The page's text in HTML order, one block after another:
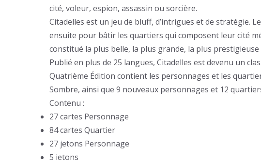
cité, voleur, espion, assassin ou sorcière.
Citadelles est un jeu de bluff, d’intrigues et de stratégie.
ensuite pour bâtir les quartiers qui composent leur cité
constitué la plus belle, la plus grande, la plus
Publié en plus de 25 langues, Citadelles est devenu un
Quatrième Édition contient les personnages et les
Sombre, ainsi que 9 nouveaux personnages et 12
Contenu :
27 cartes Personnage
84 cartes Quartier
27 jetons Personnage
5 jetons